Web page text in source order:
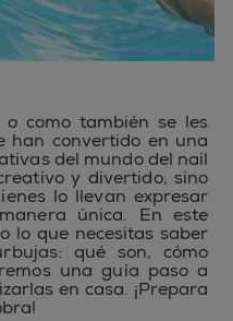
o como también se les
han convertido en una
del mundo del nail
y divertido, sino
lo llevan expresar
única. En este
lo que necesitas saber
qué son, cómo
una guía paso a
en casa. ¡Prepara